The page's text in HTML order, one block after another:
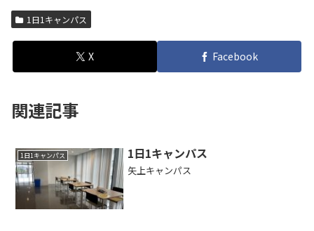
1日1キャンパス
X Facebook
関連記事
1日1キャンパス 1日1キャンパス
矢上キャンパス